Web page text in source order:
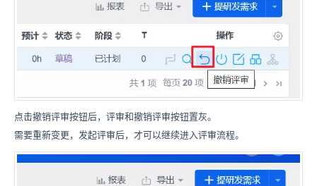
点击撤销评审按钮后，评审和撤销评审按钮置灰。
需要重新变更，发起评审后，才可以继续进入评审流程。